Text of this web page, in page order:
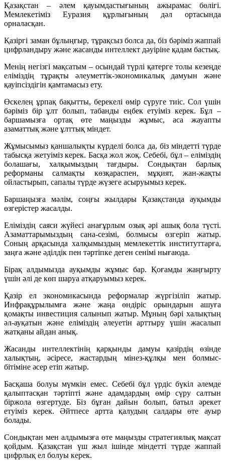
Қазақстан – әлем қауымдастығының ажырамас бөлігі.
Мемлекетіміз Еуразия құрлығының дәл ортасында
орналасқан.
Қазіргі заман бұлыңғыр, тұрақсыз болса да, біз бәріміз жаппай
цифрландыру және жасанды интеллект дәуіріне қадам бастық.
Менің негізгі мақсатым – осындай түрлі қатерге толы кезеңде
еліміздің тұрақты әлеуметтік-экономикалық дамуын және
қауіпсіздігін қамтамасыз ету.
Өскелең ұрпақ бақытты, берекелі өмір сүруге тиіс. Сол үшін
бәріміз бір ұлт болып, табанды еңбек етуіміз керек. Бұл –
баршамызға ортақ өте маңызды жұмыс, аса жауапты
азаматтық және ұлттық міндет.
Жұмысымыз қаншалықты күрделі болса да, біз міндетті түрде
табысқа жетуіміз керек. Басқа жол жоқ. Себебі, бұл – еліміздің
болашағы, халқымыздың тағдыры. Сондықтан барлық
реформаны салмақты көзқараспен, мұқият, жан-жақты
ойластырып, сапалы түрде жүзеге асыруымыз керек.
Баршаңызға мәлім, соңғы жылдары Қазақстанда ауқымды
өзгерістер жасалды.
Еліміздің саяси жүйесі анағұрлым озық әрі ашық бола түсті.
Азаматтарымыздың сана-сезімі, болмысы өзгеріп жатыр.
Соның арқасында халқымыздың мемлекеттік институттарға,
заңға және әділдік пен тәртіпке деген сенімі нығаюда.
Бірақ алдымызда ауқымды жұмыс бар. Қоғамды жаңғырту
үшін әлі де көп шаруа атқаруымыз керек.
Қазір ел экономикасында реформалар жүргізіліп жатыр.
Инфрақұрылымға және жаңа өндіріс орындарын ашуға
қомақты инвестиция салынып жатыр. Мұның бәрі халықтың
әл-ауқатын және еліміздің әлеуетін арттыру үшін жасалып
жатқаны айдан анық.
Жасанды интеллектінің қарқынды дамуы қазірдің өзінде
халықтың, әсіресе, жастардың мінез-құлқы мен болмыс-
бітіміне әсер етіп жатыр.
Басқаша болуы мүмкін емес. Себебі бұл үрдіс бүкіл әлемде
қалыптасқан тәртіпті және адамдардың өмір сүру салтын
біржола өзгертуде. Біз бұған дайын болып, батыл әрекет
етуіміз керек. Әйтпесе артта қалудың салдары өте ауыр
болады.
Сондықтан мен алдымызға өте маңызды стратегиялық мақсат
қойдым. Қазақстан үш жыл ішінде міндетті түрде жаппай
цифрлық ел болуы керек.